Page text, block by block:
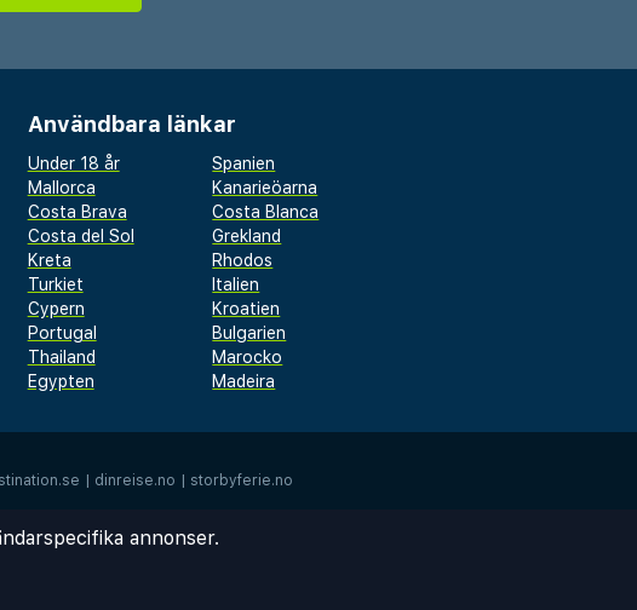
Användbara länkar
Under 18 år
Spanien
Mallorca
Kanarieöarna
Costa Brava
Costa Blanca
Costa del Sol
Grekland
Kreta
Rhodos
Turkiet
Italien
Cypern
Kroatien
Portugal
Bulgarien
Thailand
Marocko
Egypten
Madeira
dinreise.no storbyferie.no
annonser.